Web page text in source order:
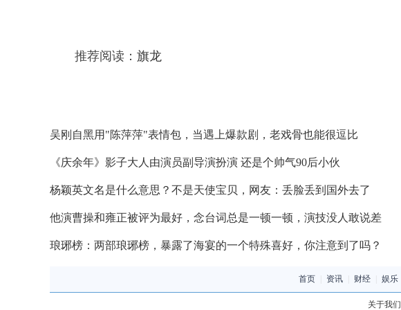
推荐阅读： 旗龙
吴刚自黑用"陈萍萍"表情包，当遇上爆款剧，老戏骨也能很逗比
《庆余年》影子大人由演员副导演扮演 还是个帅气90后小伙
杨颖英文名是什么意思？不是天使宝贝，网友：丢脸丢到国外去了
他演曹操和雍正被评为最好，念台词总是一顿一顿，演技没人敢说差
琅琊榜：两部琅琊榜，暴露了海宴的一个特殊喜好，你注意到了吗？
首页 资讯 财经 娱乐
关于我们